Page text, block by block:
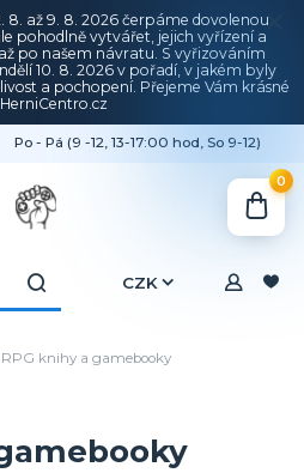
8. až 9. 8. 2026 čerpáme dovolenou.
pohodlně vytvářet, jejich vyřízení a
po našem návratu. S vyřizováním
10. 8. 2026 v pořadí, v jakém byly
a pochopení. Přejeme Vám krásné
CZK
Po - Pá (9 -12, 13-17:00 hod, So 9-12)
0
RPG knihy a gamebooky